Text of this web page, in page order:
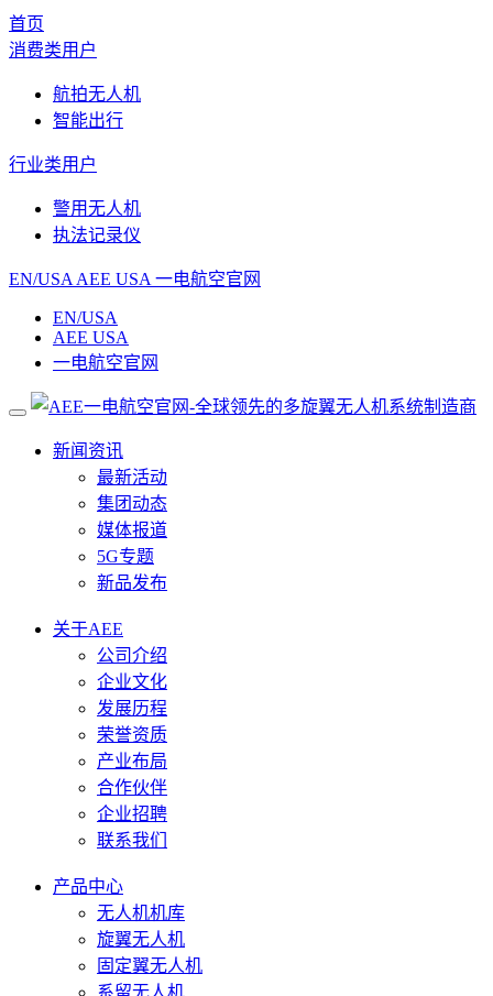
首页
消费类用户
航拍无人机
智能出行
行业类用户
警用无人机
执法记录仪
EN/USA AEE USA 一电航空官网
EN/USA
AEE USA
一电航空官网
新闻资讯
最新活动
集团动态
媒体报道
5G专题
新品发布
关于AEE
公司介绍
企业文化
发展历程
荣誉资质
产业布局
合作伙伴
企业招聘
联系我们
产品中心
无人机机库
旋翼无人机
固定翼无人机
系留无人机